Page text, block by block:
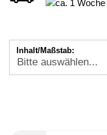
Inhalt/Maßstab: